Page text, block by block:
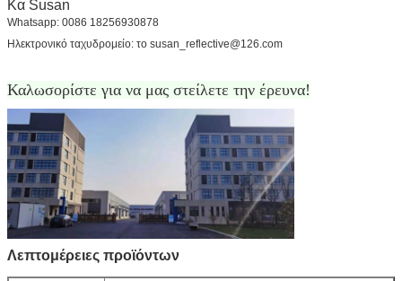
Κα Susan
Whatsapp: 0086 18256930878
Ηλεκτρονικό ταχυδρομείο: το susan_reflective@126.com
Καλωσορίστε για να μας στείλετε την έρευνα!
Λεπτομέρειες προϊόντων